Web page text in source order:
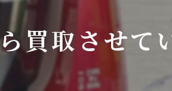
時計
買取させて